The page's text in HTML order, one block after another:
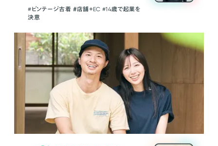
#ビンテージ古着 ＃店舗＋EC #14歳で起業を
決意